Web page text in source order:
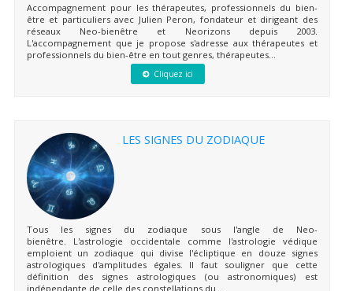
Accompagnement pour les thérapeutes, professionnels du bien-
être et particuliers avec Julien Peron, fondateur et dirigeant des
réseaux Neo-bienêtre et Neorizons depuis 2003.
L'accompagnement que je propose s'adresse aux thérapeutes et
professionnels du bien-être en tout genres, thérapeutes...
Cliquez ici
LES SIGNES DU ZODIAQUE
Tous les signes du zodiaque sous l'angle de Neo-
bienêtre. L'astrologie occidentale comme l'astrologie védique
emploient un zodiaque qui divise l'écliptique en douze signes
astrologiques d'amplitudes égales. Il faut souligner que cette
définition des signes astrologiques (ou astronomiques) est
indépendante de celle des constellations du...